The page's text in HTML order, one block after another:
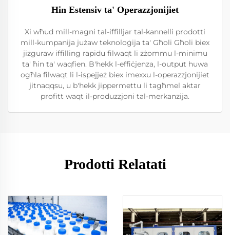
Ħin Estensiv ta' Operazzjonijiet
Xi wħud mill-magni tal-iffilljar tal-kannelli prodotti
mill-kumpanija jużaw teknoloġija ta' Għoli Għoli biex
jiżguraw iffilling rapidu filwaqt li żżommu l-minimu
ta' ħin ta' waqfien. B'hekk l-effiċjenza, l-output huwa
ogħla filwaqt li l-ispejjeż biex imexxu l-operazzjonijiet
jitnaqqsu, u b'hekk jippermettu li tagħmel aktar
profitt waqt il-produzzjoni tal-merkanzija.
Prodotti Relatati